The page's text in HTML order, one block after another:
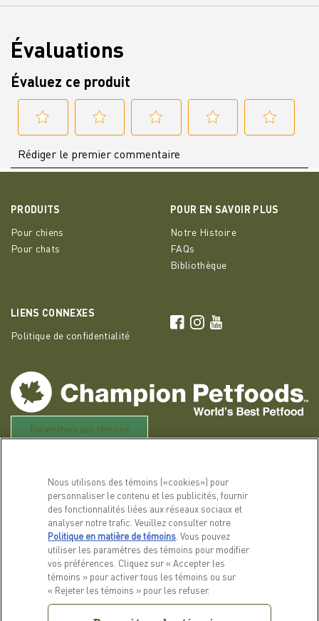
PRODUITS
Pour chiens
Pour chats
POUR EN SAVOIR PLUS
Notre Histoire
FAQs
Bibliothèque
LIENS CONNEXES
Politique de confidentialité
ACANA Facebook
ACANA Instagram
Champion Petfoods
Paramètres des témoins
Nous utilisons des témoins («cookies») pour
personnaliser le contenu et les publicités, fournir
des fonctionnalités liées aux réseaux sociaux et
analyser notre trafic. Veuillez consulter notre
Politique en matière de témoins (opens in a new tab)
. Vous pouvez
utiliser les paramètres des témoins pour modifier
vos préférences. Cliquez sur « Accepter les
témoins » pour activer tous les témoins ou sur
« Rejeter les témoins » pour les refuser.